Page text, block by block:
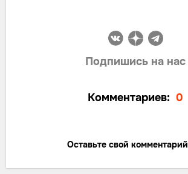
Подпишись на нас
Комментариев: 0
Оставьте свой комментарий